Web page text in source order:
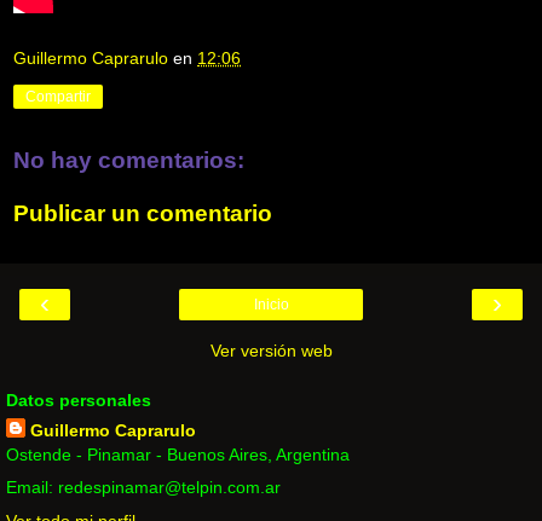
Guillermo Caprarulo en 12:06
Compartir
No hay comentarios:
Publicar un comentario
‹ ›
Inicio
Ver versión web
Datos personales
Guillermo Caprarulo
Ostende - Pinamar - Buenos Aires, Argentina
Email: redespinamar@telpin.com.ar